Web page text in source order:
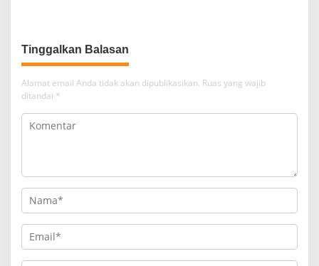
Tinggalkan Balasan
Alamat email Anda tidak akan dipublikasikan. Ruas yang wajib
ditandai *